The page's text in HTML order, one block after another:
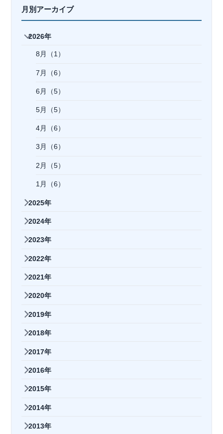
月別アーカイブ
2026年
8月（1）
7月（6）
6月（5）
5月（5）
4月（6）
3月（6）
2月（5）
1月（6）
2025年
2024年
2023年
2022年
2021年
2020年
2019年
2018年
2017年
2016年
2015年
2014年
2013年